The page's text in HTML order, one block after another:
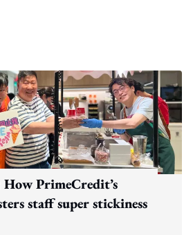
PrimeCredit’s
staff super stickiness